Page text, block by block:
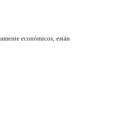
económicos, están